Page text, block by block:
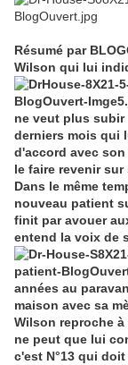
Résumé par
Wilson qui lui
ne veut plus
derniers mois qui
d'accord avec
le faire revenir sur
Dans le même
nouveau patient
finit par avouer
entend la voix de
années au
maison avec sa
Wilson reproche
ne peut que lui
c'est N°13 qui